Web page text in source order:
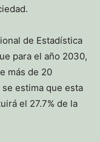
de Estadística
para el año 2030,
más de 20
estima que esta
el 27.7% de la